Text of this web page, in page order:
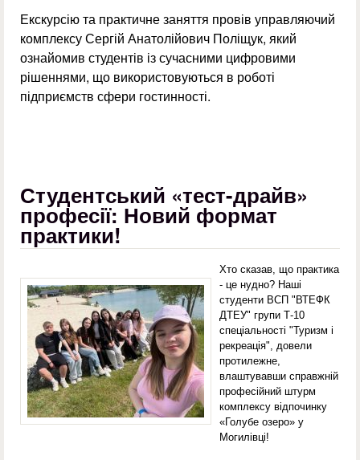
Екскурсію та практичне заняття провів управляючий
комплексу Сергій Анатолійович Поліщук, який
ознайомив студентів із сучасними цифровими
рішеннями, що використовуються в роботі
підприємств сфери гостинності.
Студентський «тест-драйв»
професії: Новий формат
практики!
Хто сказав, що практика
- це нудно? Наші
студенти ВСП "ВТЕФК
ДТЕУ" групи Т-10
спеціальності "Туризм і
рекреація", довели
протилежне,
влаштувавши справжній
професійний штурм
комплексу відпочинку
«Голубе озеро» у
Могилівці!